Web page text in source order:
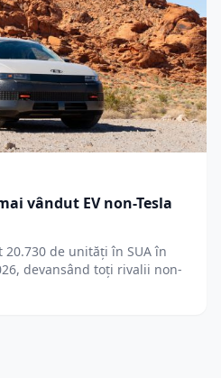
vândut EV non-Tesla
de unități în SUA în
devansând toți rivalii non-